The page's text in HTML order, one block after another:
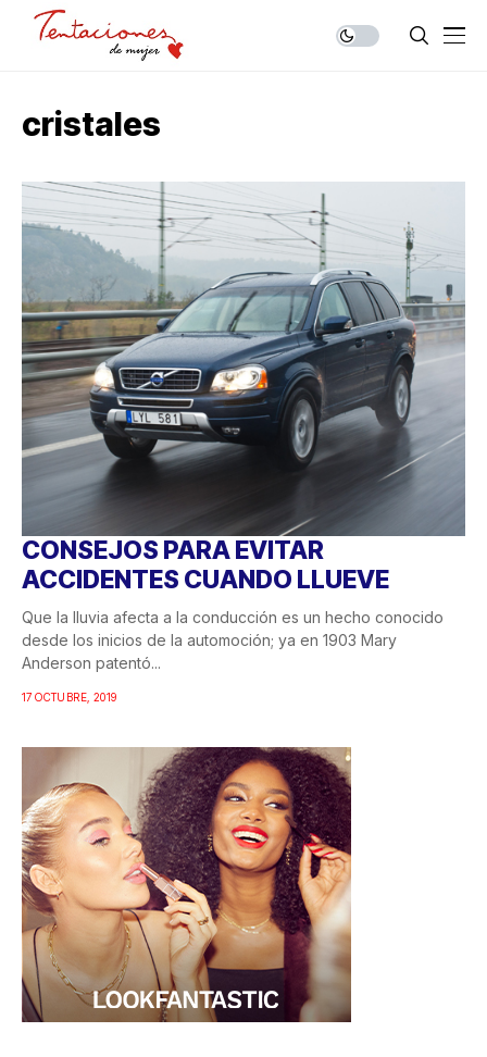
cristales
CONSEJOS PARA EVITAR
ACCIDENTES CUANDO LLUEVE
Que la lluvia afecta a la conducción es un hecho conocido
desde los inicios de la automoción; ya en 1903 Mary
Anderson patentó...
17 OCTUBRE, 2019